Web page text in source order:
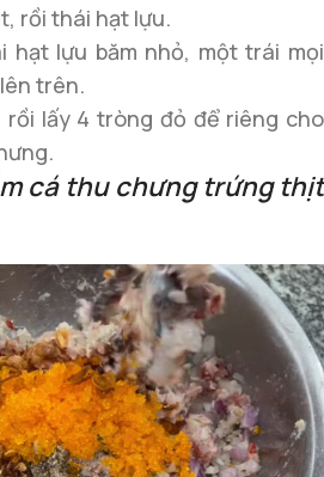
rồi thái hạt lựu.
hạt lựu băm nhỏ, một trái mọi
trên.
lấy 4 tròng đỏ để riêng cho
cá thu chưng trứng thịt